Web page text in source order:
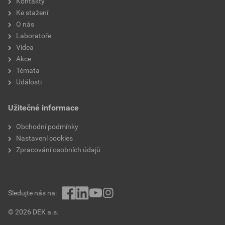
Velikost
Technické listy
TL-HS300
Ke stažení
O nás
Laboratoře
Videa
Akce
Témata
Události
Užitečné informace
Obchodní podmínky
Nastavení cookies
Zpracování osobních údajů
© 2026 DEK a.s.
Sledujte nás na: